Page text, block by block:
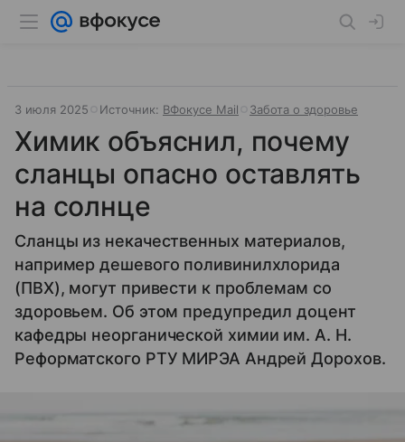
3 июля 2025 Источник: ВФокусе Mail Забота о здоровье
Химик объяснил, почему
сланцы опасно оставлять
на солнце
Сланцы из некачественных материалов,
например дешевого поливинилхлорида
(ПВХ), могут привести к проблемам со
здоровьем. Об этом предупредил доцент
кафедры неорганической химии им. А. Н.
Реформатского РТУ МИРЭА Андрей Дорохов.